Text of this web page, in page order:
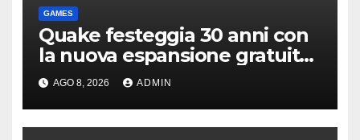
GAMES
Quake festeggia 30 anni con
la nuova espansione gratuita
Dawn of The Machine
AGO 8, 2026 ADMIN